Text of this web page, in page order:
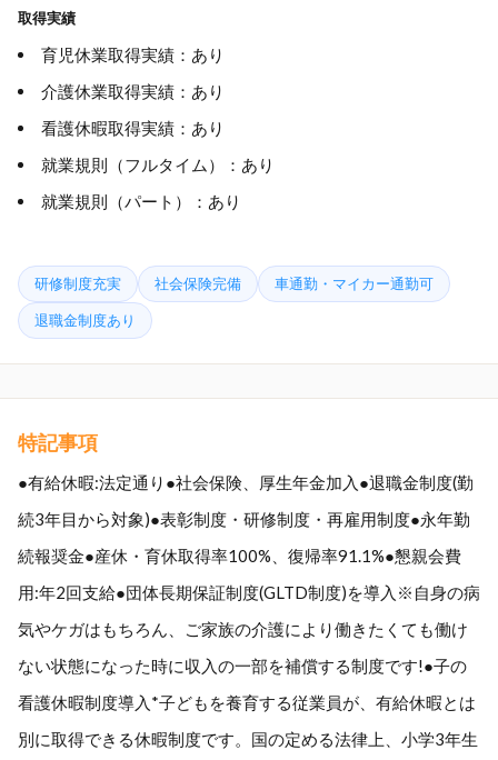
取得実績
育児休業取得実績：あり
介護休業取得実績：あり
看護休暇取得実績：あり
就業規則（フルタイム）：あり
就業規則（パート）：あり
研修制度充実 社会保険完備 車通勤・マイカー通勤可
退職金制度あり
特記事項
●有給休暇:法定通り●社会保険、厚生年金加入●退職金制度(勤
続3年目から対象)●表彰制度・研修制度・再雇用制度●永年勤
続報奨金●産休・育休取得率100%、復帰率91.1%●懇親会費
用:年2回支給●団体長期保証制度(GLTD制度)を導入※自身の病
気やケガはもちろん、ご家族の介護により働きたくても働け
ない状態になった時に収入の一部を補償する制度です!●子の
看護休暇制度導入*子どもを養育する従業員が、有給休暇とは
別に取得できる休暇制度です。国の定める法律上、小学3年生